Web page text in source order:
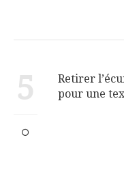
5
Retirer
pour une